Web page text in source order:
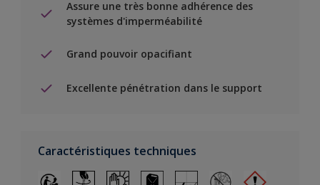
Assure une très bonne adhérence des
systèmes d'imperméabilité
Grand pouvoir opacifiant
Excellente pénétration dans le support
Caractéristiques techniques